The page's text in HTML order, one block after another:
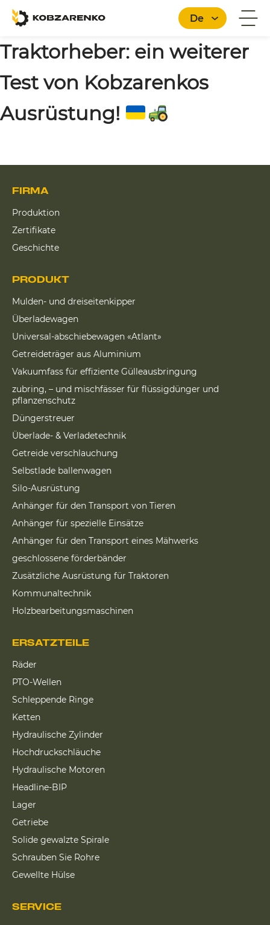
De
Deutsch
Traktorheber: ein weiterer
Test von Kobzarenkos
Ausrüstung!
FIRMA
Produktion
Zertifikate
Geschichte
PRODUKT
Mulden- und dreiseitenkipper
Überladewagen
Universal-abschiebewagen «Atlant»
Getreideträger aus Aluminium
Vakuumfass für effiziente Gülleausbringung
zubring, – und mischfässer für flüssigdünger und
pflanzenschutz
Düngerstreuer
Überlade- & Verladetechnik
Getreide verschlauchung
Selbstlade ballenwagen
Silo-Ausrüstung
Anhänger für den Transport von Tieren
Anhänger für spezielle Einsätze
Anhänger für den Transport eines Mähwerks
geschlossene förderbänder
Zusätzliche Ausrüstung für Traktoren
Kommunaltechnik
Holzbearbeitungsmaschinen
ERSATZTEILE
Räder
PTO-Wellen
Schleppende Ringe
Ketten
Hydraulische Zylinder
Hochdruckschläuche
Hydraulische Motoren
Headline-BIP
Lager
Getriebe
Solide gewalzte Spirale
Schrauben Sie Rohre
Gewellte Hülse
SERVICE